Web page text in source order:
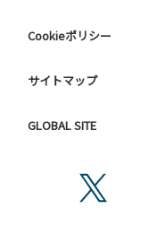
１．サイト内への車
３．地面へ直火での
４．硬いボールでの
５．大きな音で音
ベントは除く）
Cookieポリシー
サイトマップ
GLOBAL SITE